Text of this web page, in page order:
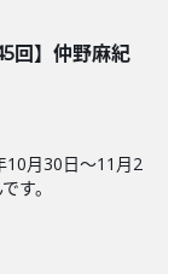
回】仲野麻紀
10月30日〜11月2
す。